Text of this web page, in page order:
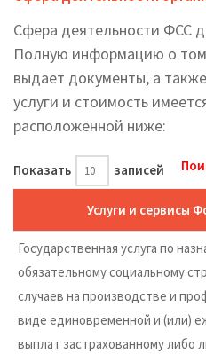
Сфера деятельности ФСС
Полную информацию о
выдает документы, а
услуги и стоимость
расположенной ниже:
Показать записей
Услуги и сервисы
Государственная услуга по
обязательному социальному
случаев на производстве и
виде единовременной и (или)
выплат застрахованному либо